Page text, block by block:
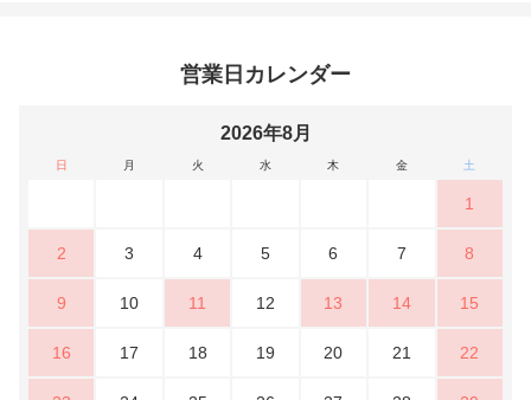
営業日カレンダー
2026年8月
日 月 火 水 木 金 土
1
2 3 4 5 6 7 8
9 10 11 12 13 14 15
16 17 18 19 20 21 22